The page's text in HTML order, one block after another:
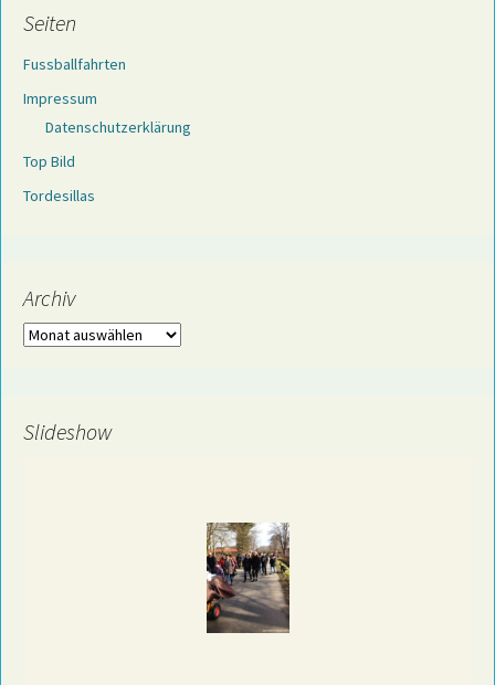
Seiten
Fussballfahrten
Impressum
Datenschutzerklärung
Top Bild
Tordesillas
Archiv
Archiv
Slideshow